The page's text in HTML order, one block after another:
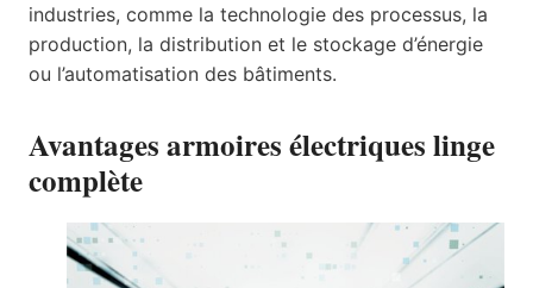
industries, comme la technologie des processus, la
production, la distribution et le stockage d’énergie
ou l’automatisation des bâtiments.
Avantages armoires électriques linge
complète